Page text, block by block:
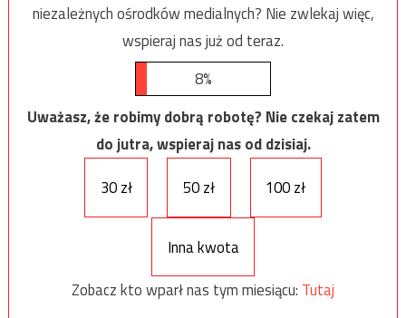
niezależnych ośrodków medialnych? Nie zwlekaj więc,
wspieraj nas już od teraz.
8%
Uważasz, że robimy dobrą robotę? Nie czekaj zatem
do jutra, wspieraj nas od dzisiaj.
30 zł
50 zł 100 zł
Inna kwota
Zobacz kto wparł nas tym miesiącu: Tutaj